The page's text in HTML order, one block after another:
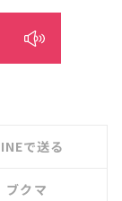
で送る
ブクマ